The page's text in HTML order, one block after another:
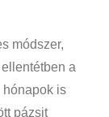
módszer,
a
hónapok is
pázsit